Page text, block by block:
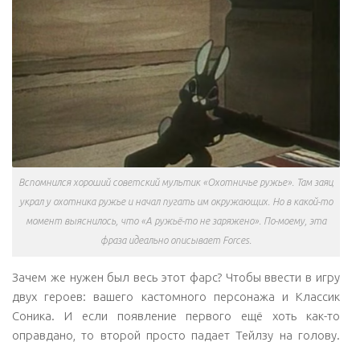
первые 5 минут. Эх, Сега, Сега… Инфинит с легкостью
избивает Соника, и ёж становится пленником Эггмана.
украл у охотника ружье и начал пугать им окружающих. Но в какой-то
момент выяснилось, что «А ружьё-то не заряжено». По-моему, эта
фраза идеально описывает Forces.